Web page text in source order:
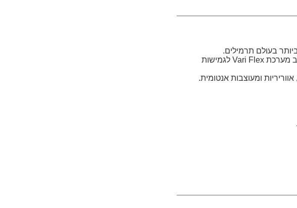
רצועת מותן מרופדת, מעוצבת אנטומית ואוורירית, בשילוב מערכת Vari Flex לגמישות
ומעוצבות אנטומית.